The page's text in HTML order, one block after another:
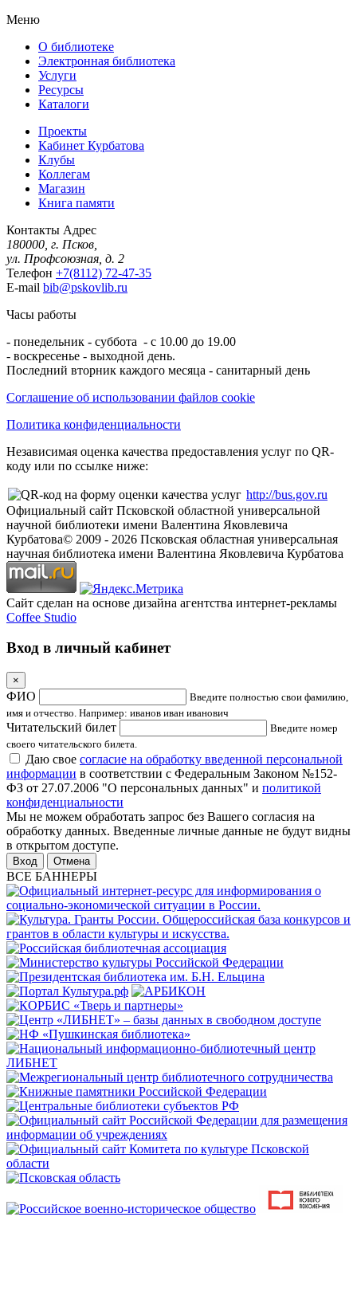
Меню
О библиотеке
Электронная библиотека
Услуги
Ресурсы
Каталоги
Проекты
Кабинет Курбатова
Клубы
Коллегам
Магазин
Книга памяти
Контакты Адрес
180000, г. Псков,
ул. Профсоюзная, д. 2
Телефон +7(8112) 72-47-35
E-mail bib@pskovlib.ru
Часы работы
- понедельник - суббота - с 10.00 до 19.00
- воскресенье - выходной день.
Последний вторник каждого месяца - санитарный день
Соглашение об использовании файлов cookie
Политика конфиденциальности
Независимая оценка качества предоставления услуг по QR-
коду или по ссылке ниже:
http://bus.gov.ru
Официальный сайт Псковской областной универсальной
научной библиотеки имени Валентина Яковлевича
Курбатова© 2009 - 2026 Псковская областная универсальная
научная библиотека имени Валентина Яковлевича Курбатова
Сайт сделан на основе дизайна агентства интернет-рекламы
Coffee Studio
Вход в личный кабинет
×
ФИО
Введите полностью свои фамилию,
имя и отчество. Например: иванов иван иванович
Читательский билет
Введите номер
своего читательского билета.
Даю свое согласие на обработку введенной персональной
информации в соответствии с Федеральным Законом №152-
ФЗ от 27.07.2006 "О персональных данных" и политикой
конфиденциальности
Мы не можем обработать запрос без Вашего согласия на
обработку данных. Введенные личные данные не будут видны
в открытом доступе.
Отмена
ВСЕ БАННЕРЫ